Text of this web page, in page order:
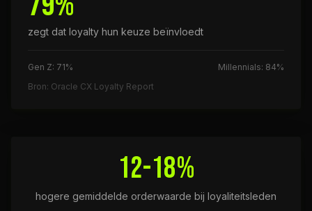
zegt dat loyalty hun keuze beïnvloedt
Gen Z: 71%
Millennials: 84%
Bron: Oracle CX Loyalty Report
12-18%
hogere gemiddelde orderwaarde bij loyaliteitsleden